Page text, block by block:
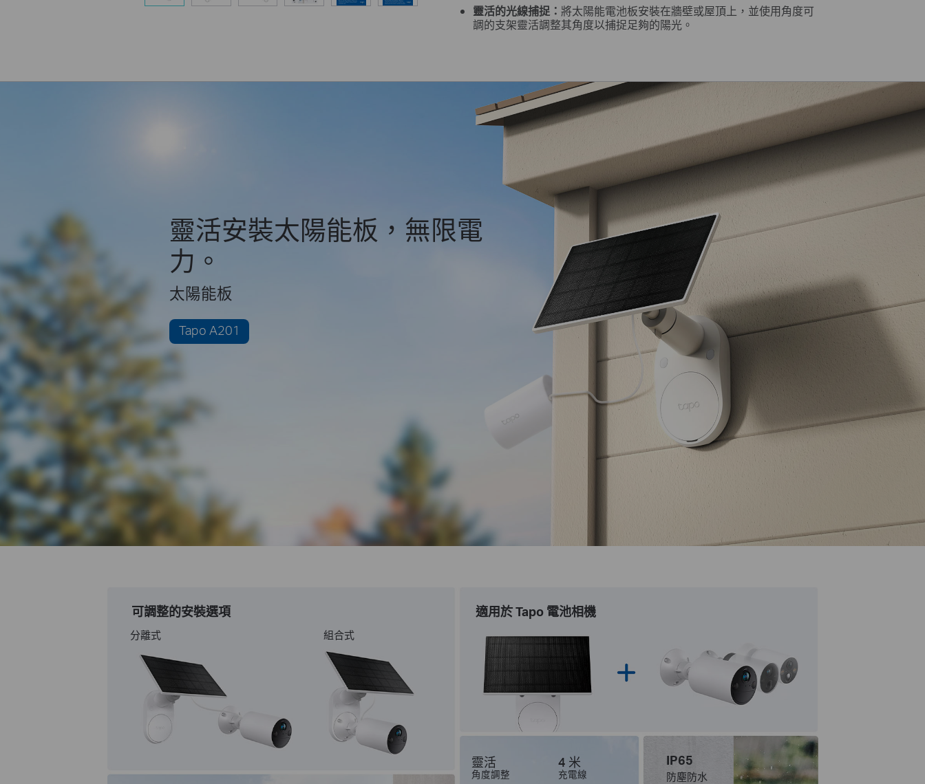
靈活的光線捕捉： 將太陽能電池板安裝在牆壁或屋頂上，並使用角度可
調的支架靈活調整其角度以捕捉足夠的陽光。
靈活安裝太陽能板，無限電
力。
太陽能板
Tapo A201
可調整的安裝選項
分離式 組合式
適用於 Tapo 電池相機
靈活
角度調整
4 米
充電線
IP65
防塵防水